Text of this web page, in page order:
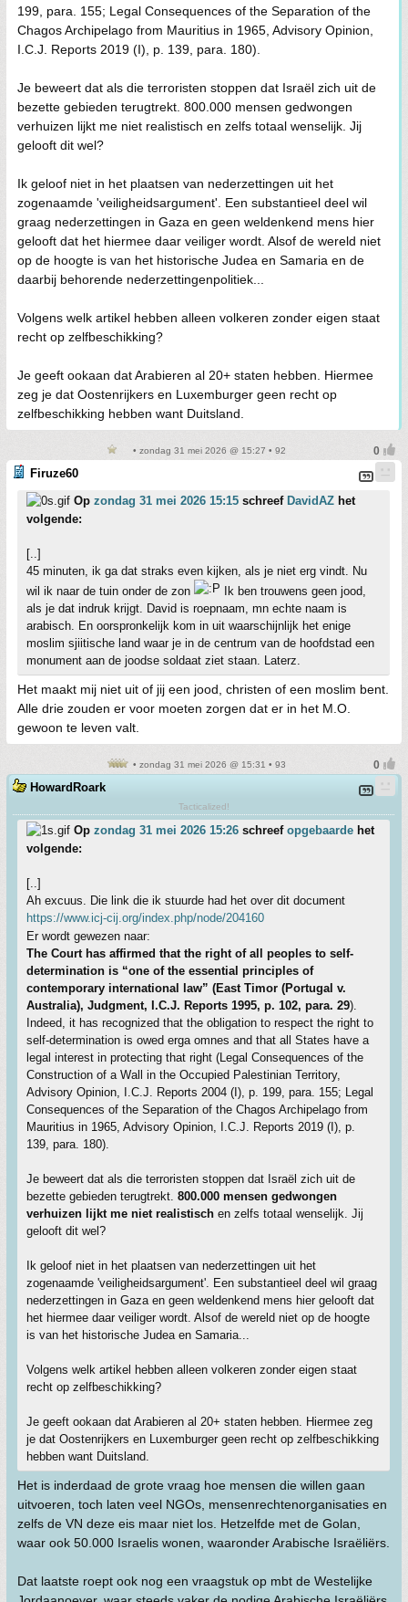
199, para. 155; Legal Consequences of the Separation of the
Chagos Archipelago from Mauritius in 1965, Advisory Opinion,
I.C.J. Reports 2019 (I), p. 139, para. 180).
Je beweert dat als die terroristen stoppen dat Israël zich uit de
bezette gebieden terugtrekt. 800.000 mensen gedwongen
verhuizen lijkt me niet realistisch en zelfs totaal wenselijk. Jij
gelooft dit wel?
Ik geloof niet in het plaatsen van nederzettingen uit het
zogenaamde 'veiligheidsargument'. Een substantieel deel wil
graag nederzettingen in Gaza en geen weldenkend mens hier
gelooft dat het hiermee daar veiliger wordt. Alsof de wereld niet
op de hoogte is van het historische Judea en Samaria en de
daarbij behorende nederzettingenpolitiek...
Volgens welk artikel hebben alleen volkeren zonder eigen staat
recht op zelfbeschikking?
Je geeft ookaan dat Arabieren al 20+ staten hebben. Hiermee
zeg je dat Oostenrijkers en Luxemburger geen recht op
zelfbeschikking hebben want Duitsland.
• zondag 31 mei 2026 @ 15:27 • 92
Firuze60
Op zondag 31 mei 2026 15:15 schreef DavidAZ het
volgende:
[..]
45 minuten, ik ga dat straks even kijken, als je niet erg vindt. Nu
wil ik naar de tuin onder de zon
Ik ben trouwens geen jood,
als je dat indruk krijgt. David is roepnaam, mn echte naam is
arabisch. En oorspronkelijk kom in uit waarschijnlijk het enige
moslim sjiitische land waar je in de centrum van de hoofdstad een
monument aan de joodse soldaat ziet staan. Laterz.
Het maakt mij niet uit of jij een jood, christen of een moslim bent.
Alle drie zouden er voor moeten zorgen dat er in het M.O.
gewoon te leven valt.
• zondag 31 mei 2026 @ 15:31 • 93
HowardRoark
Tacticalized!
Op zondag 31 mei 2026 15:26 schreef opgebaarde het
volgende:
[..]
Ah excuus. Die link die ik stuurde had het over dit document
https://www.icj-cij.org/index.php/node/204160
Er wordt gewezen naar:
The Court has affirmed that the right of all peoples to self-
determination is “one of the essential principles of
contemporary international law” (East Timor (Portugal v.
Australia), Judgment, I.C.J. Reports 1995, p. 102, para. 29).
Indeed, it has recognized that the obligation to respect the right to
self-determination is owed erga omnes and that all States have a
legal interest in protecting that right (Legal Consequences of the
Construction of a Wall in the Occupied Palestinian Territory,
Advisory Opinion, I.C.J. Reports 2004 (I), p. 199, para. 155; Legal
Consequences of the Separation of the Chagos Archipelago from
Mauritius in 1965, Advisory Opinion, I.C.J. Reports 2019 (I), p.
139, para. 180).
Je beweert dat als die terroristen stoppen dat Israël zich uit de
bezette gebieden terugtrekt. 800.000 mensen gedwongen
verhuizen lijkt me niet realistisch en zelfs totaal wenselijk. Jij
gelooft dit wel?
Ik geloof niet in het plaatsen van nederzettingen uit het
zogenaamde 'veiligheidsargument'. Een substantieel deel wil graag
nederzettingen in Gaza en geen weldenkend mens hier gelooft dat
het hiermee daar veiliger wordt. Alsof de wereld niet op de hoogte
is van het historische Judea en Samaria...
Volgens welk artikel hebben alleen volkeren zonder eigen staat
recht op zelfbeschikking?
Je geeft ookaan dat Arabieren al 20+ staten hebben. Hiermee zeg
je dat Oostenrijkers en Luxemburger geen recht op zelfbeschikking
hebben want Duitsland.
Het is inderdaad de grote vraag hoe mensen die willen gaan
uitvoeren, toch laten veel NGOs, mensenrechtenorganisaties en
zelfs de VN deze eis maar niet los. Hetzelfde met de Golan,
waar ook 50.000 Israelis wonen, waaronder Arabische Israëliërs.
Dat laatste roept ook nog een vraagstuk op mbt de Westelijke